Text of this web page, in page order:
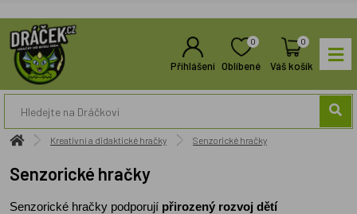
Přihlášení
0
Oblíbené
0
Váš košík
Kreativní a didaktické hračky Senzorické hračky
Senzorické hračky
Senzorické hračky podporují přirozený rozvoj dětí